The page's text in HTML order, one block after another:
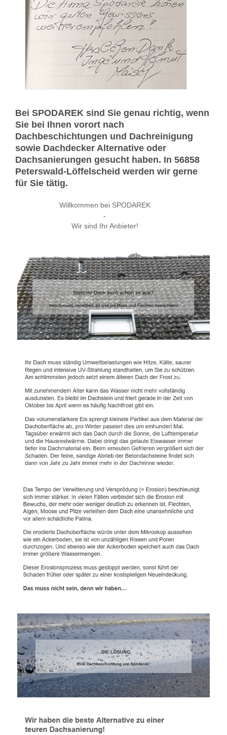
Bei SPODAREK sind Sie genau richtig, wenn
Sie bei Ihnen vorort nach
Dachbeschichtungen und Dachreinigung
sowie Dachdecker Alternative oder
Dachsanierungen gesucht haben. In 56858
Peterswald-Löffelscheid werden wir gerne
für Sie tätig.
Willkommen bei SPODAREK
-
Wir sind Ihr Anbieter!